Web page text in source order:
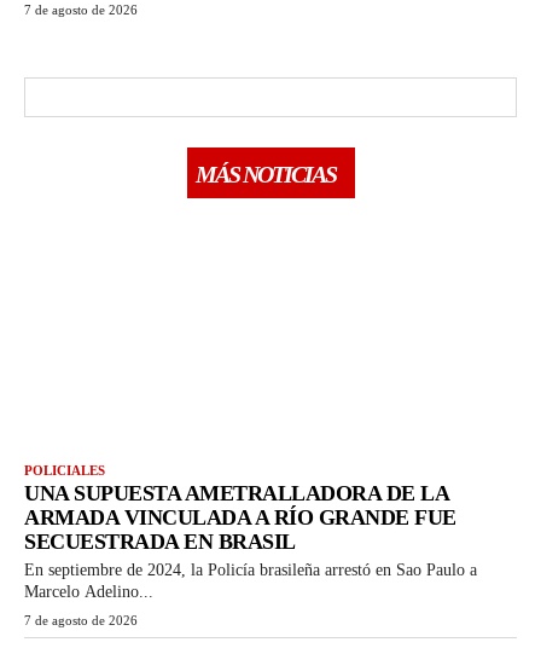
7 de agosto de 2026
MÁS NOTICIAS
POLICIALES
UNA SUPUESTA AMETRALLADORA DE LA
ARMADA VINCULADA A RÍO GRANDE FUE
SECUESTRADA EN BRASIL
En septiembre de 2024, la Policía brasileña arrestó en Sao Paulo a
Marcelo Adelino...
7 de agosto de 2026